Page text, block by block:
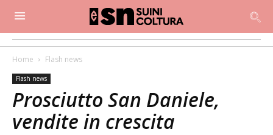
Home Flash news
Flash news
Prosciutto San Daniele,
vendite in crescita